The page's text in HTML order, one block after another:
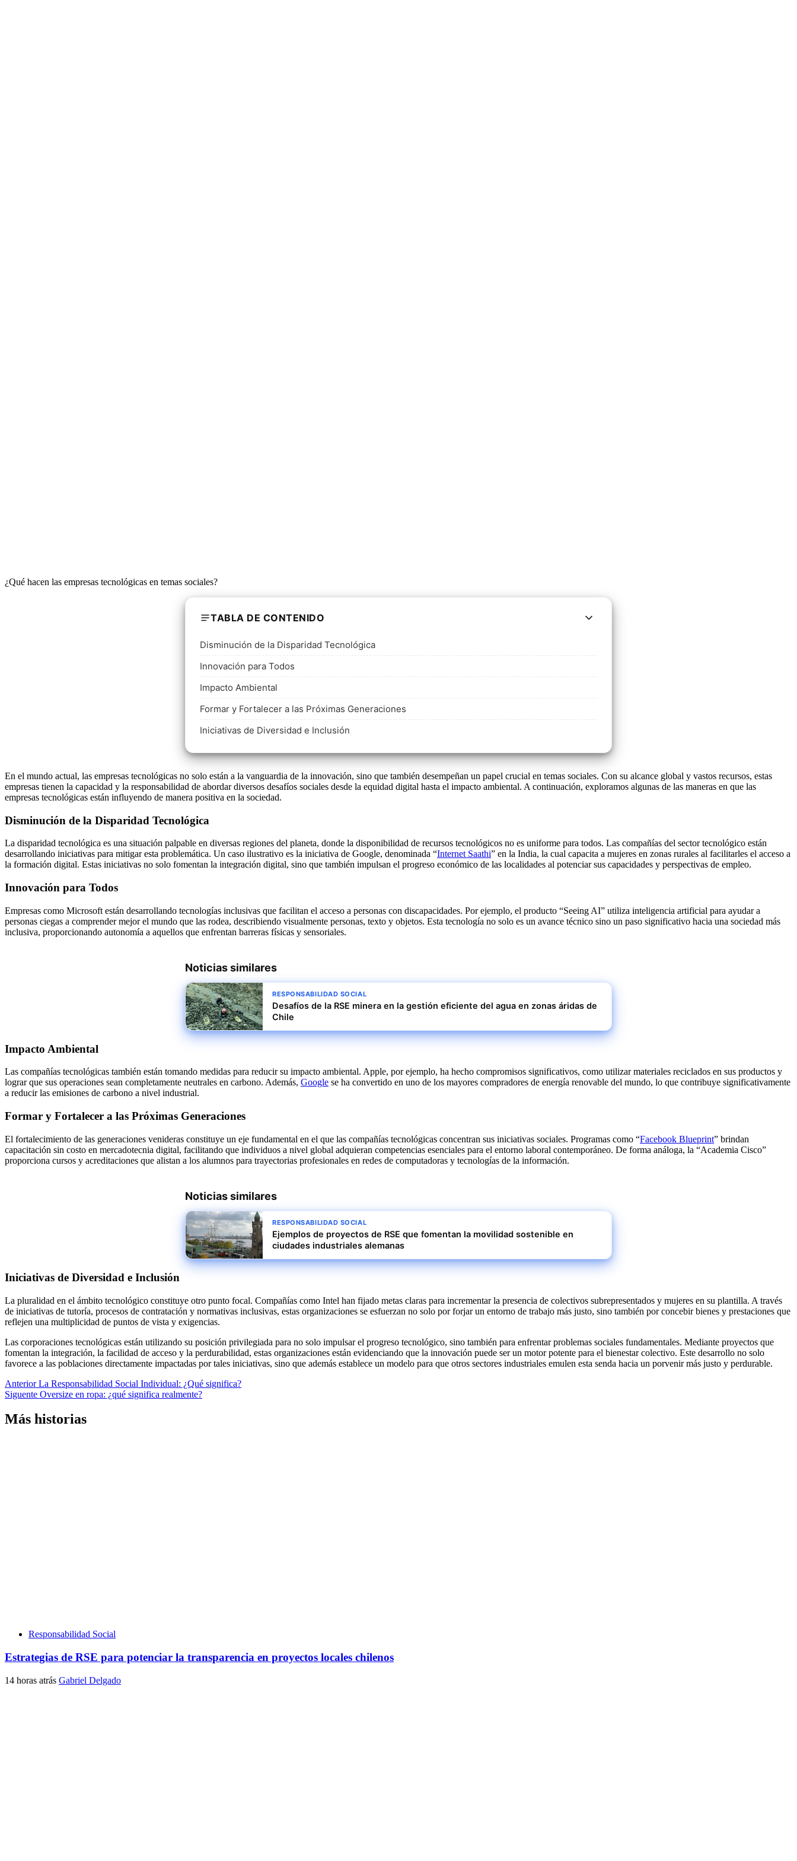
¿Qué hacen las empresas tecnológicas en temas sociales?
TABLA DE CONTENIDO
Disminución de la Disparidad Tecnológica
Innovación para Todos
Impacto Ambiental
Formar y Fortalecer a las Próximas Generaciones
Iniciativas de Diversidad e Inclusión
En el mundo actual, las empresas tecnológicas no solo están a la vanguardia de la innovación, sino que también desempeñan un papel crucial en temas sociales. Con su alcance global y vastos recursos, estas
empresas tienen la capacidad y la responsabilidad de abordar diversos desafíos sociales desde la equidad digital hasta el impacto ambiental. A continuación, exploramos algunas de las maneras en que las
empresas tecnológicas están influyendo de manera positiva en la sociedad.
Disminución de la Disparidad Tecnológica
La disparidad tecnológica es una situación palpable en diversas regiones del planeta, donde la disponibilidad de recursos tecnológicos no es uniforme para todos. Las compañías del sector tecnológico están
desarrollando iniciativas para mitigar esta problemática. Un caso ilustrativo es la iniciativa de Google, denominada “Internet Saathi” en la India, la cual capacita a mujeres en zonas rurales al facilitarles el acceso a
la formación digital. Estas iniciativas no solo fomentan la integración digital, sino que también impulsan el progreso económico de las localidades al potenciar sus capacidades y perspectivas de empleo.
Innovación para Todos
Empresas como Microsoft están desarrollando tecnologías inclusivas que facilitan el acceso a personas con discapacidades. Por ejemplo, el producto “Seeing AI” utiliza inteligencia artificial para ayudar a
personas ciegas a comprender mejor el mundo que las rodea, describiendo visualmente personas, texto y objetos. Esta tecnología no solo es un avance técnico sino un paso significativo hacia una sociedad más
inclusiva, proporcionando autonomía a aquellos que enfrentan barreras físicas y sensoriales.
Noticias similares
RESPONSABILIDAD SOCIAL
Desafíos de la RSE minera en la gestión eficiente del agua en zonas áridas de
Chile
Impacto Ambiental
Las compañías tecnológicas también están tomando medidas para reducir su impacto ambiental. Apple, por ejemplo, ha hecho compromisos significativos, como utilizar materiales reciclados en sus productos y
lograr que sus operaciones sean completamente neutrales en carbono. Además, Google se ha convertido en uno de los mayores compradores de energía renovable del mundo, lo que contribuye significativamente
a reducir las emisiones de carbono a nivel industrial.
Formar y Fortalecer a las Próximas Generaciones
El fortalecimiento de las generaciones venideras constituye un eje fundamental en el que las compañías tecnológicas concentran sus iniciativas sociales. Programas como “Facebook Blueprint” brindan
capacitación sin costo en mercadotecnia digital, facilitando que individuos a nivel global adquieran competencias esenciales para el entorno laboral contemporáneo. De forma análoga, la “Academia Cisco”
proporciona cursos y acreditaciones que alistan a los alumnos para trayectorias profesionales en redes de computadoras y tecnologías de la información.
Noticias similares
RESPONSABILIDAD SOCIAL
Ejemplos de proyectos de RSE que fomentan la movilidad sostenible en
ciudades industriales alemanas
Iniciativas de Diversidad e Inclusión
La pluralidad en el ámbito tecnológico constituye otro punto focal. Compañías como Intel han fijado metas claras para incrementar la presencia de colectivos subrepresentados y mujeres en su plantilla. A través
de iniciativas de tutoría, procesos de contratación y normativas inclusivas, estas organizaciones se esfuerzan no solo por forjar un entorno de trabajo más justo, sino también por concebir bienes y prestaciones que
reflejen una multiplicidad de puntos de vista y exigencias.
Las corporaciones tecnológicas están utilizando su posición privilegiada para no solo impulsar el progreso tecnológico, sino también para enfrentar problemas sociales fundamentales. Mediante proyectos que
fomentan la integración, la facilidad de acceso y la perdurabilidad, estas organizaciones están evidenciando que la innovación puede ser un motor potente para el bienestar colectivo. Este desarrollo no solo
favorece a las poblaciones directamente impactadas por tales iniciativas, sino que además establece un modelo para que otros sectores industriales emulen esta senda hacia un porvenir más justo y perdurable.
Navegación
de
entradas
AnteriorLa Responsabilidad Social Individual: ¿Qué significa?
Siguente Oversize en ropa: ¿qué significa realmente?
Más historias
Responsabilidad Social
Estrategias de RSE para potenciar la transparencia en proyectos locales chilenos
14 horas atrás Gabriel Delgado